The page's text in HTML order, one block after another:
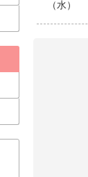
（水）